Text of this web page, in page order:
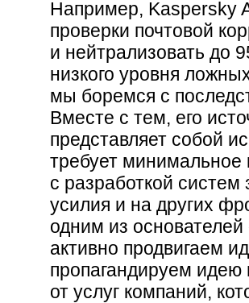
Например, Kaspersky
проверки почтовой
и нейтрализовать до
низкого уровня
мы боремся с
Вместе с тем, его
представляет собой
требует минимальное
с разработкой
усилия и на других
одним из
активно продвигаем
пропагандируем идею
от услуг компаний,